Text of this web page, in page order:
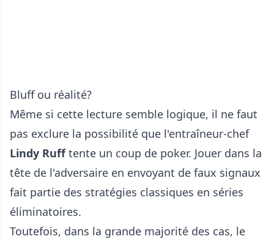
Bluff ou réalité?
Même si cette lecture semble logique, il ne faut
pas exclure la possibilité que l'entraîneur-chef
Lindy Rufftente un coup de poker. Jouer dans la
tête de l'adversaire en envoyant de faux signaux
fait partie des stratégies classiques en séries
éliminatoires.
Toutefois, dans la grande majorité des cas, le